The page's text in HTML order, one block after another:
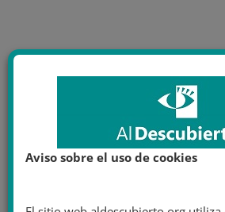
Aviso sobre el uso de cookies